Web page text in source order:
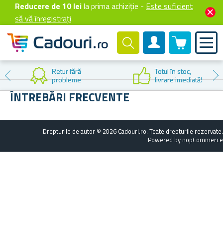
Reducere de 10 leila prima achiziție - Este suficient
să vă înregistrați
Cont client
0 produselor
Retur fără
probleme
Totul în stoc,
livrare imediată!
ÎNTREBĂRI FRECVENTE
Drepturile de autor © 2026 Cadouri.ro. Toate drepturile rezervate.
Powered by nopCommerce